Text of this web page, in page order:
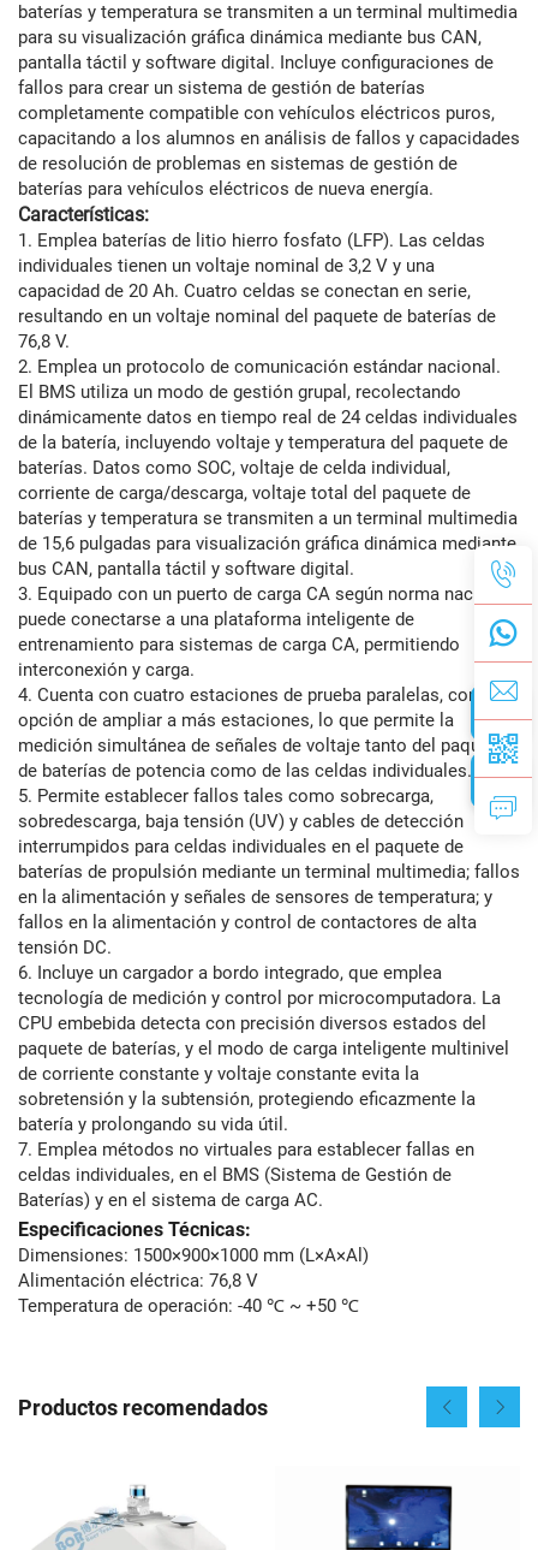
baterías y temperatura se transmiten a un terminal multimedia
para su visualización gráfica dinámica mediante bus CAN,
pantalla táctil y software digital. Incluye configuraciones de
fallos para crear un sistema de gestión de baterías
completamente compatible con vehículos eléctricos puros,
capacitando a los alumnos en análisis de fallos y capacidades
de resolución de problemas en sistemas de gestión de
baterías para vehículos eléctricos de nueva energía.
Características:
1. Emplea baterías de litio hierro fosfato (LFP). Las celdas
individuales tienen un voltaje nominal de 3,2 V y una
capacidad de 20 Ah. Cuatro celdas se conectan en serie,
resultando en un voltaje nominal del paquete de baterías de
76,8 V.
2. Emplea un protocolo de comunicación estándar nacional.
El BMS utiliza un modo de gestión grupal, recolectando
dinámicamente datos en tiempo real de 24 celdas individuales
de la batería, incluyendo voltaje y temperatura del paquete de
baterías. Datos como SOC, voltaje de celda individual,
corriente de carga/descarga, voltaje total del paquete de
baterías y temperatura se transmiten a un terminal multimedia
de 15,6 pulgadas para visualización gráfica dinámica mediante
bus CAN, pantalla táctil y software digital.
3. Equipado con un puerto de carga CA según norma nacional,
puede conectarse a una plataforma inteligente de
entrenamiento para sistemas de carga CA, permitiendo
interconexión y carga.
4. Cuenta con cuatro estaciones de prueba paralelas, con la
opción de ampliar a más estaciones, lo que permite la
medición simultánea de señales de voltaje tanto del paquete
de baterías de potencia como de las celdas individuales.
5. Permite establecer fallos tales como sobrecarga,
sobredescarga, baja tensión (UV) y cables de detección
interrumpidos para celdas individuales en el paquete de
baterías de propulsión mediante un terminal multimedia; fallos
en la alimentación y señales de sensores de temperatura; y
fallos en la alimentación y control de contactores de alta
tensión DC.
6. Incluye un cargador a bordo integrado, que emplea
tecnología de medición y control por microcomputadora. La
CPU embebida detecta con precisión diversos estados del
paquete de baterías, y el modo de carga inteligente multinivel
de corriente constante y voltaje constante evita la
sobretensión y la subtensión, protegiendo eficazmente la
batería y prolongando su vida útil.
7. Emplea métodos no virtuales para establecer fallas en
celdas individuales, en el BMS (Sistema de Gestión de
Baterías) y en el sistema de carga AC.
Especificaciones Técnicas:
Dimensiones: 1500×900×1000 mm (L×A×Al)
Alimentación eléctrica: 76,8 V
Temperatura de operación: -40 ℃ ~ +50 ℃
Productos recomendados